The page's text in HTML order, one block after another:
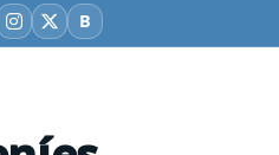
Instagram
X BBluesky